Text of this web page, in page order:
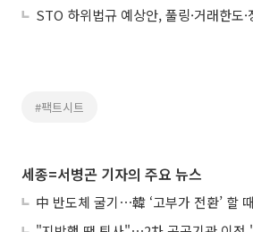
#팩트시트
세종=서병곤 기자의 주요 뉴스
中 반도체 굴기⋯韓 ‘고부가 전환’ 할 때